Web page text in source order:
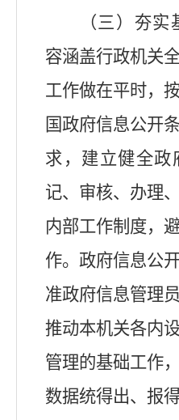
（三）夯
容涵盖行政机关
工作做在平时，
国政府信息公开
求，建立健全政
记、审核、办理
内部工作制度，
作。政府信息公
准政府信息管理
推动本机关各内
管理的基础工作
数据统得出、报